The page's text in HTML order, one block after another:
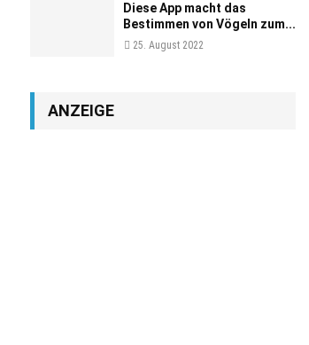
Diese App macht das
Bestimmen von Vögeln zum...
25. August 2022
ANZEIGE